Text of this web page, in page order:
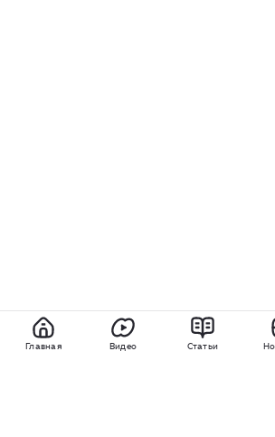
Главная Видео Статьи